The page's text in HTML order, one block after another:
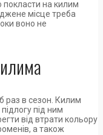
покласти на килим
місце треба
воно не
раз в сезон. Килим
під ним
від втрати кольору
а також